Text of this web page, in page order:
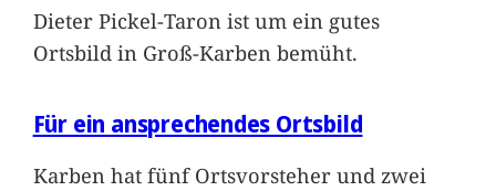
Dieter Pickel-Taron ist um ein gutes
Ortsbild in Groß-Karben bemüht.
Für ein ansprechendes Ortsbild
Karben hat fünf Ortsvorsteher und zwei